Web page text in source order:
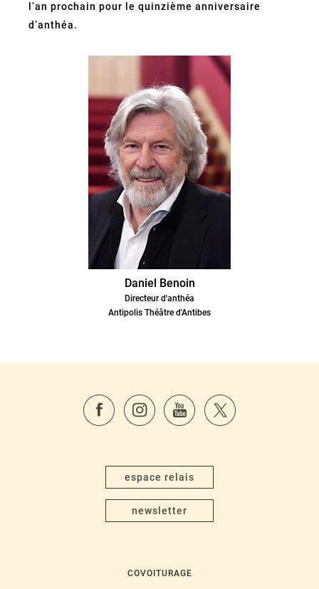
Daniel Benoin
Directeur d'anthéa
Antipolis Théâtre d'Antibes
l’an prochain pour le quinzième anniversaire
d’anthéa.
espace relais
newsletter
COVOITURAGE